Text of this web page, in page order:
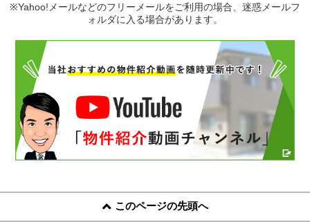
※Yahoo!メールなどのフリーメールをご利用の場合、迷惑メールフ
ォルダに入る場合があります。
このページの先頭へ